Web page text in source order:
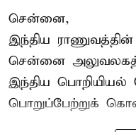
சென்னை,
இந்திய
சென்னை
இந்திய பொறியியல்
பொறுப்பேற்றுக்